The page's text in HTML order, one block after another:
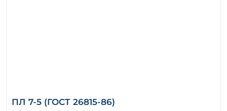
ПЛ 7-5 (ГОСТ 26815-86)